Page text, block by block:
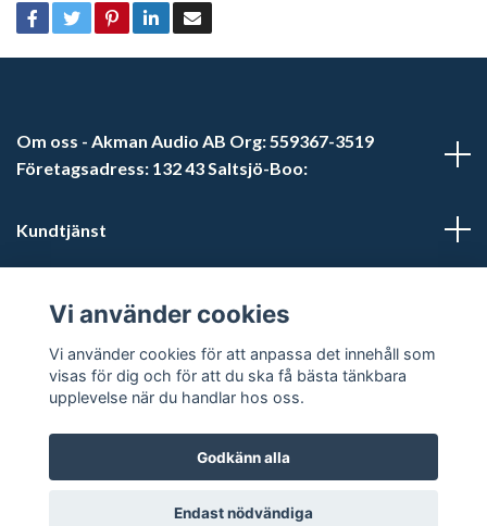
Om oss - Akman Audio AB Org: 559367-3519
Företagsadress: 132 43 Saltsjö-Boo:
Kundtjänst
Sociala medier
© 2026 Akman Audio AB
Vi använder cookies
Vi använder cookies för att anpassa det innehåll som
visas för dig och för att du ska få bästa tänkbara
upplevelse när du handlar hos oss.
Godkänn alla
Endast nödvändiga